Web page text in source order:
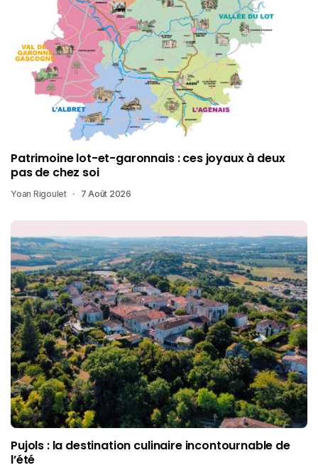
Patrimoine lot-et-garonnais : ces joyaux à deux
pas de chez soi
Yoan Rigoulet 7 Août 2026
Pujols : la destination culinaire incontournable de
l’été